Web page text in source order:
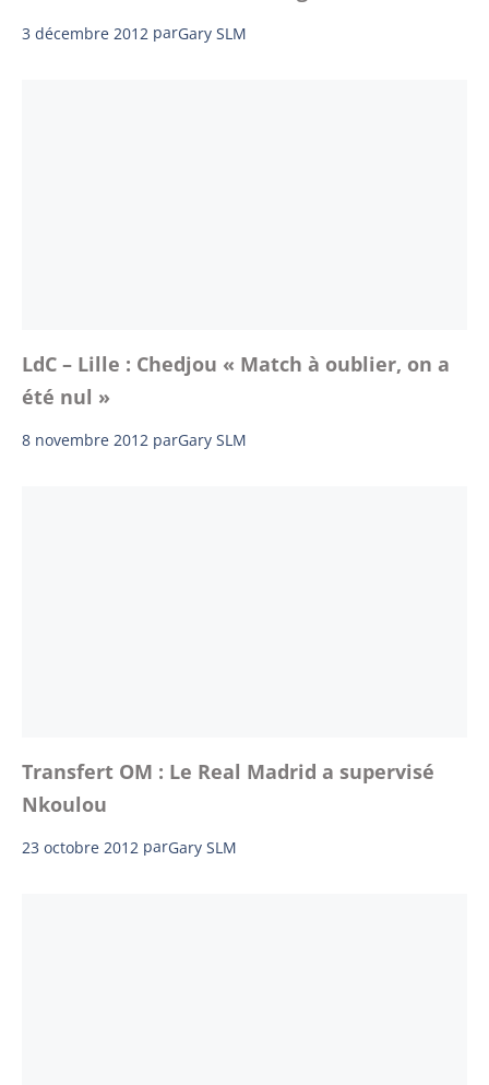
3 décembre 2012 parGary SLM
LdC – Lille : Chedjou « Match à oublier, on a
été nul »
8 novembre 2012 parGary SLM
Transfert OM : Le Real Madrid a supervisé
Nkoulou
23 octobre 2012 parGary SLM